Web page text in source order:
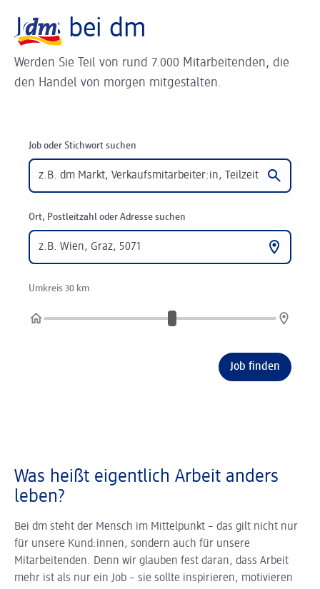
Jobs bei dm
Werden Sie Teil von rund 7.000 Mitarbeitenden, die
den Handel von morgen mitgestalten.
Job oder Stichwort suchen
Ort, Postleitzahl oder Adresse suchen
Umkreis 30 km
Job finden
Was heißt eigentlich Arbeit anders
leben?
Bei dm steht der Mensch im Mittelpunkt – das gilt nicht nur
für unsere Kund:innen, sondern auch für unsere
Mitarbeitenden. Denn wir glauben fest daran, dass Arbeit
mehr ist als nur ein Job – sie sollte inspirieren, motivieren